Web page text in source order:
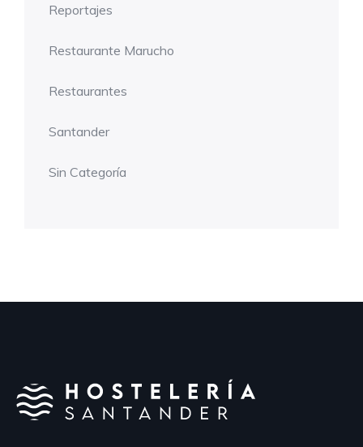
Reportajes
Restaurante Marucho
Restaurantes
Santander
Sin Categoría